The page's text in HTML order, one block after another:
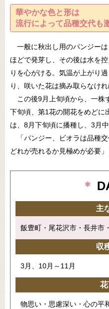
華やかな色と形は
流行によって品種交代も
一般に秋出し用のパンジー
ほどで発芽し、その後は水を
りを心がける。気温が上がり
り、咲いた花は摘み取らなけれ
この後9月上旬頃から、一株
下旬頃、第1花の開花をめどに
は、8月下旬頃に播種し、3月
「パンジー、ビオラは品種交
どれが売れるか見極めが必要
＊
主
飯豊町・尾花沢市・長井市
収
3月、10月～11月
物思い・思慮深い・心の平